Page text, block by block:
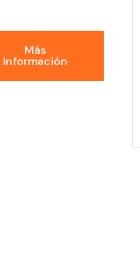
Más
información